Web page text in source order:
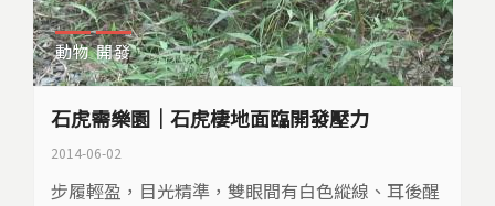
動物 開發
石虎需樂園｜石虎棲地面臨開發壓力
2014-06-02
步履輕盈，目光精準，雙眼間有白色縱線、耳後醒